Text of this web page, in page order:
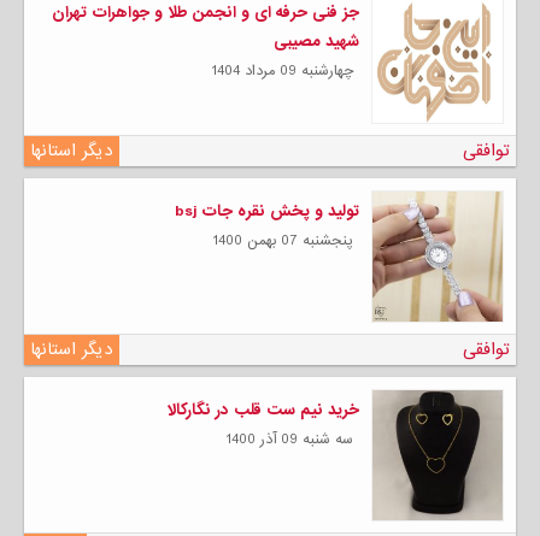
جز فنی حرفه ای و انجمن طلا و جواهرات تهران
شهید مصیبی
چهارشنبه 09 مرداد 1404
دیگر استانها توافقی
تولید و پخش نقره جات bsj
پنجشنبه 07 بهمن 1400
دیگر استانها توافقی
خرید نیم ست قلب در نگارکالا
سه شنبه 09 آذر 1400